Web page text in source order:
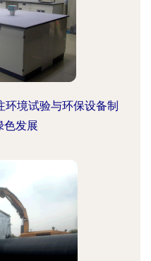
环境试验与环保设备制
色发展